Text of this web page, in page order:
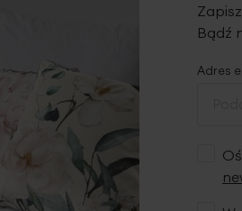
Bądź
Adres